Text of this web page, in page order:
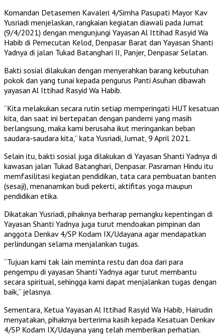
Komandan Detasemen Kavaleri 4/Simha Pasupati Mayor Kav
Yusriadi menjelaskan, rangkaian kegiatan diawali pada Jumat
(9/4/2021) dengan mengunjungi Yayasan Al Ittihad Rasyid Wa
Habib di Pemecutan Kelod, Denpasar Barat dan Yayasan Shanti
Yadnya di jalan Tukad Batanghari II, Panjer, Denpasar Selatan.
Bakti sosial dilakukan dengan menyerahkan barang kebutuhan
pokok dan yang tunai kepada pengurus Panti Asuhan dibawah
yayasan Al Ittihad Rasyid Wa Habib.
“Kita melakukan secara rutin setiap memperingati HUT kesatuan
kita, dan saat ini bertepatan dengan pandemi yang masih
berlangsung, maka kami berusaha ikut meringankan beban
saudara-saudara kita,” kata Yusriadi, Jumat, 9 April 2021.
Selain itu, bakti sosial juga dilakukan di Yayasan Shanti Yadnya di
kawasan jalan Tukad Batanghari, Denpasar. Pasraman Hindu itu
memfasilitasi kegiatan pendidikan, tata cara pembuatan banten
(sesaji), menanamkan budi pekerti, aktifitas yoga maupun
pendidikan etika.
Dikatakan Yusriadi, pihaknya berharap pemangku kepentingan di
Yayasan Shanti Yadnya juga turut mendoakan pimpinan dan
anggota Denkav 4/SP Kodam IX/Udayana agar mendapatkan
perlindungan selama menjalankan tugas.
“Tujuan kami tak lain meminta restu dan doa dari para
pengempu di yayasan Shanti Yadnya agar turut membantu
secara spiritual, sehingga kami dapat menjalankan tugas dengan
baik,” jelasnya.
Sementara, Ketua Yayasan Al Ittihad Rasyid Wa Habib, Hairudin
menyatakan, pihaknya berterima kasih kepada Kesatuan Denkav
4/SP Kodam IX/Udayana yang telah memberikan perhatian.